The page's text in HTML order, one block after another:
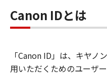
Canon IDとは
「Canon ID」は、キヤノ
用いただくためのユーザ